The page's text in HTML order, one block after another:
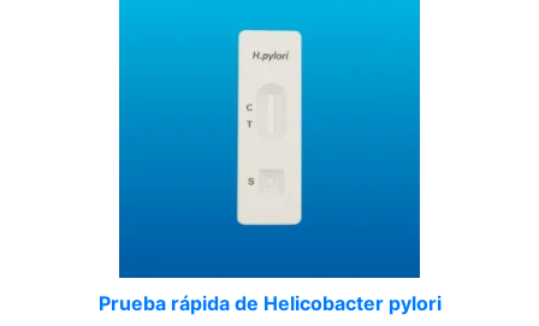
Prueba rápida de Helicobacter pylori